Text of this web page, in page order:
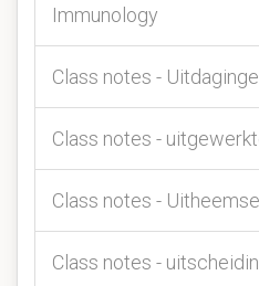
Immunology
Class notes -
Class notes -
Class notes -
Class notes -